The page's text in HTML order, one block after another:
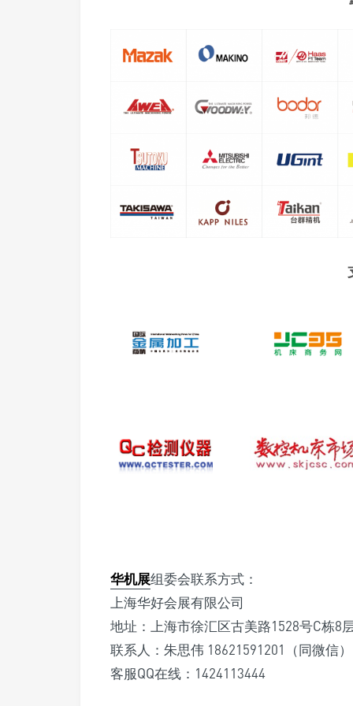
华机展组委会联系方式：
上海华好会展有限公司
地址：上海市徐汇区古美路1528号C栋8
联系人：朱思伟 18621591201（同微信）
客服QQ在线：1424113444